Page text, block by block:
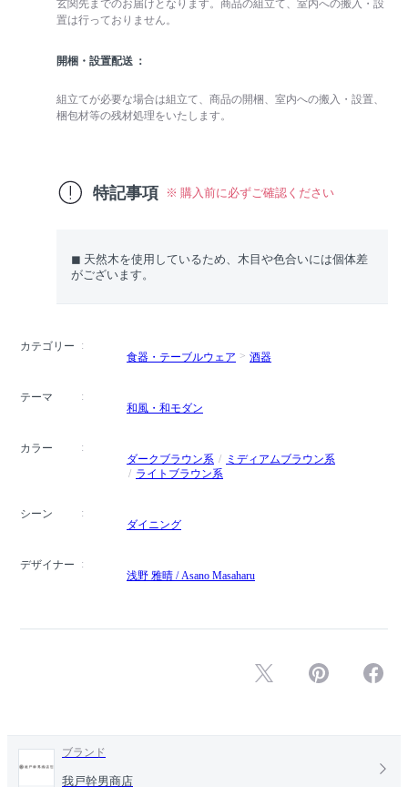
玄関先までのお届けとなります。商品の組立て、室内への搬入・設
置は行っておりません。
開梱・設置配送
組立てが必要な場合は組立て、商品の開梱、室内への搬入・設置、
梱包材等の残材処理をいたします。
特記事項 ※ 購入前に必ずご確認ください
◼︎ 天然木を使用しているため、木目や色合いには個体差
がございます。
カテゴリー
食器・テーブルウェア
酒器
テーマ
和風・和モダン
カラー
ダークブラウン系
ミディアムブラウン系
ライトブラウン系
シーン
ダイニング
デザイナー
浅野 雅晴 / Asano Masaharu
ブランド
我戸幹男商店